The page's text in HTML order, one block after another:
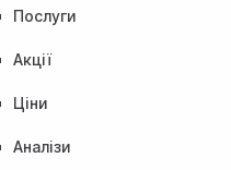
Послуги
Акції
Ціни
Аналізи